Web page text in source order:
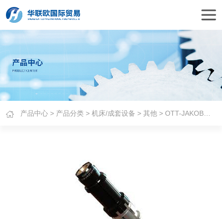
产品中心 > 产品分类 >机床/成套设备 >其他 > OTT-JAKOB夹紧系统HSK